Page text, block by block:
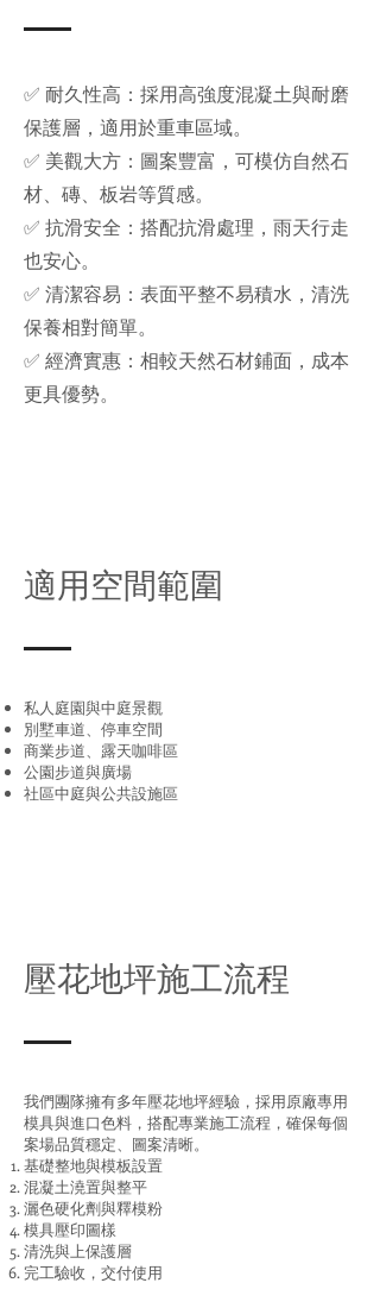
✅ 耐久性高：採用高強度混凝土與耐磨
保護層，適用於重車區域。
✅ 美觀大方：圖案豐富，可模仿自然石
材、磚、板岩等質感。
✅ 抗滑安全：搭配抗滑處理，雨天行走
也安心。
✅ 清潔容易：表面平整不易積水，清洗
保養相對簡單。
✅ 經濟實惠：相較天然石材鋪面，成本
更具優勢。
適用空間範圍
私人庭園與中庭景觀
別墅車道、停車空間
商業步道、露天咖啡區
公園步道與廣場
社區中庭與公共設施區
壓花地坪施工流程
我們團隊擁有多年壓花地坪經驗，採用原廠專用
模具與進口色料，搭配專業施工流程，確保每個
案場品質穩定、圖案清晰。
基礎整地與模板設置
混凝土澆置與整平
灑色硬化劑與釋模粉
模具壓印圖樣
清洗與上保護層
完工驗收，交付使用